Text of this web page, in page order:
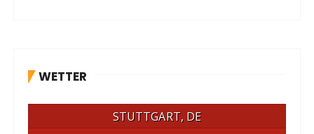
WETTER
STUTTGART, DE